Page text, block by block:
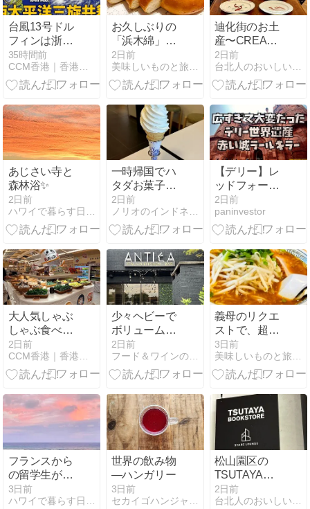
台風13号ドル
フィンは浙江
省へ、香港は
38度の猛暑予
報
35時間前
CCM香港｜香港経済と気になるニュース
お久しぶりの
「浜木綿」
へ！ 絶品点心
と中華パンに
デザートまで
の週末ランチ
2日前
美味しいものと旅行が大好き!!
迪化街のお土
産〜CREA
Web
2日前
台北人のおいしい台湾ライフ
あじさい寺と
森林浴✨
2日前
ハワイで暮らす日々 by Chiyo
一時帰国でハ
タダお菓子館
に立ち寄って
ソフトクリー
ム
2日前
ノリオのインドネシア赴任日記
【デリー】レ
ッドフォート
（ラール・キ
ラー）観光ガ
イド！建物が
的理由
2日前
paninvestor
大人気しゃぶ
しゃぶ食べ放
題「牛気
Nabe Urawa」
海港城
2日前
CCM香港｜香港経済と気になるニュース
少々ヘビーで
ボリューム満
点イタリアン
Antica Italian
Kitchen + Bar
2日前
フード＆ワインの日々
義母のリクエ
ストで、超お
久しぶりに
「丸源ラーメ
ン」へ！
3日前
美味しいものと旅行が大好き!!
フランスから
の留学生が作
る地中海料理
ランチ✨
3日前
ハワイで暮らす日々 by Chiyo
世界の飲み物
―ハンガリー
3日前
セカイゴハンジャーニー
松山園区の
TSUTAYA
BOOKSTORE
蔦屋書店 松山
2日前
台北人のおいしい台湾ライフ